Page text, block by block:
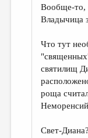
Вообще-то,
Владычица
Что тут
святилищ
роща
Свет-Диана?